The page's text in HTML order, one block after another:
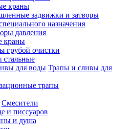
краны
задвижки и затворы
назначения
давления
краны
грубой очистки
Трапы и сливы для
трапы
Смесители
и писсуаров
и душа